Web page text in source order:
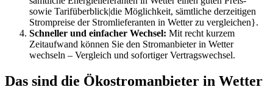
sowie Tarifüberblick|die Möglichkeit, sämtliche derzeitigen
Strompreise der Stromlieferanten in Wetter zu vergleichen}.
Schneller und einfacher Wechsel: Mit recht kurzem
Zeitaufwand können Sie den Stromanbieter in Wetter
wechseln – Vergleich und sofortiger Vertragswechsel.
Das sind die Ökostromanbieter in Wetter